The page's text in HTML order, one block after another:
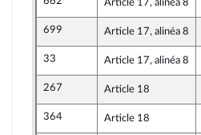
Article 17, alinéa 8
699 Article 17, alinéa 8
33 Article 17, alinéa 8
267 Article 18
364 Article 18